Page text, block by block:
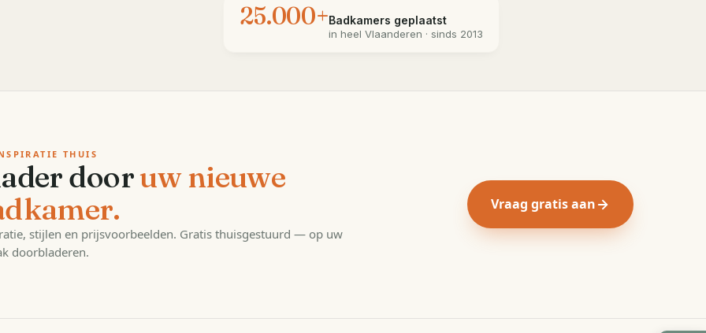
25.000+Badkamers geplaatst
in heelVlaanderen · sinds 2013
THUIS
dooruw nieuwe
stijlen en prijsvoorbeelden. Gratis thuisgestuurd — op uw
doorbladeren.
Vraag gratis aan